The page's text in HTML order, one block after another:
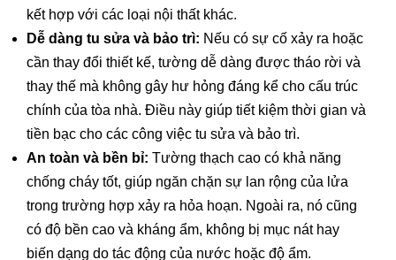
kết hợp với các loại nội thất khác.
Dễ dàng tu sửa và bảo trì: Nếu có sự cố xảy ra hoặc
cần thay đổi thiết kế, tường dễ dàng được tháo rời và
thay thế mà không gây hư hỏng đáng kể cho cấu trúc
chính của tòa nhà. Điều này giúp tiết kiệm thời gian và
tiền bạc cho các công việc tu sửa và bảo trì.
An toàn và bền bỉ: Tường thạch cao có khả năng
chống cháy tốt, giúp ngăn chặn sự lan rộng của lửa
trong trường hợp xảy ra hỏa hoạn. Ngoài ra, nó cũng
có độ bền cao và kháng ẩm, không bị mục nát hay
biến dạng do tác động của nước hoặc độ ẩm.